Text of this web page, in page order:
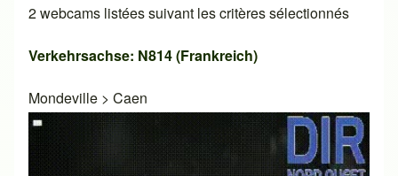
2 webcams listées suivant les critères sélectionnés
Verkehrsachse: N814 (Frankreich)
Mondeville > Caen